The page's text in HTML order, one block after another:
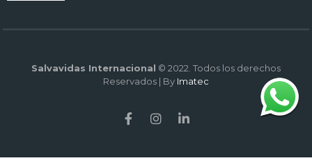
Salvavidas Internacional © 2022. Todos los derechos
Reservados | By Imatec